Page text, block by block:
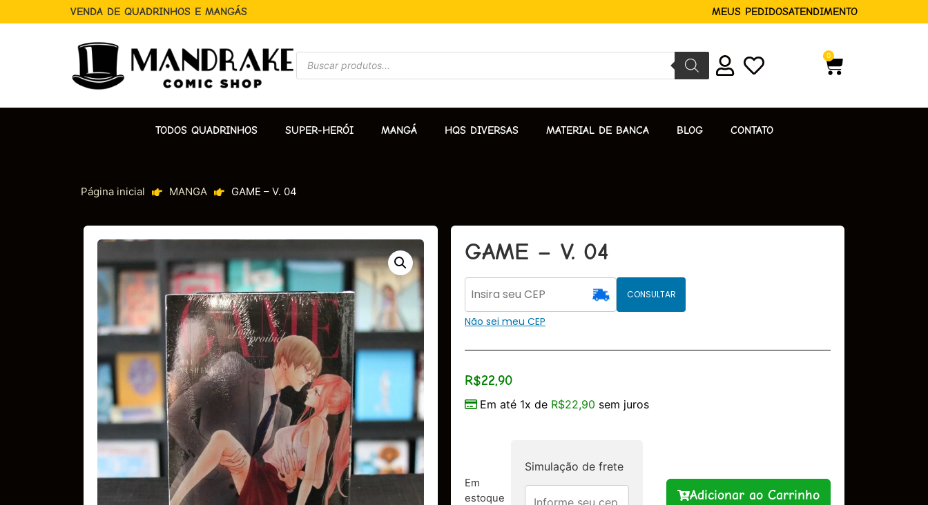
VENDA DE QUADRINHOS E MANGÁS MEUS PEDIDOSATENDIMENTO
0
TODOS QUADRINHOS SUPER-HERÓI MANGÁ HQS DIVERSAS MATERIAL DE BANCA BLOG CONTATO
Página inicial MANGA GAME – V. 04
GAME – V. 04
CONSULTAR
Não sei meu CEP
R$22,90
Em até 1x de R$22,90 sem juros
Em
estoque
Simulação de frete
Adicionar ao Carrinho